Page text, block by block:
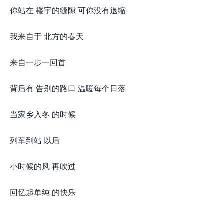
你站在 楼宇的缝隙 可你没有退缩
我来自于 北方的春天
来自一步一回首
背后有 告别的路口 温暖每个日落
当家乡入冬 的时候
列车到站 以后
小时候的风 再吹过
回忆起单纯 的快乐